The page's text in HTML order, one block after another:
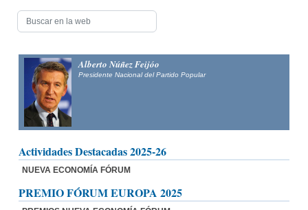
Alberto Núñez Feijóo
Presidente Nacional del
Actividades Destacadas 2025-26
NUEVA ECONOMÍA FÓRUM
PREMIO FÓRUM EUROPA 2025